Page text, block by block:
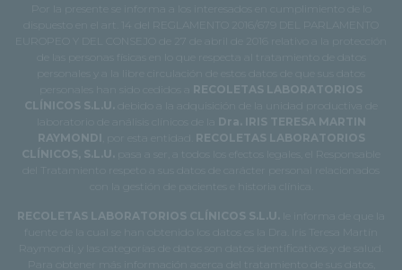
Por la presente se informa a los interesados en cumplimiento de lo
dispuesto en el art. 14 del REGLAMENTO 2016/679 DEL PARLAMENTO
EUROPEO Y DEL CONSEJO de 27 de abril de 2016 relativo a la protección
de las personas físicas en lo que respecta al tratamiento de datos
personales y a la libre circulación de estos datos de que sus datos
RECOLETAS LABORATORIOS
CLÍNICOS S.L.U.
debido a la adquisición de la unidad productiva de
laboratorio de análisis clínicos de la Dra. IRIS TERESA MARTIN
RAYMONDI , por esta entidad. RECOLETAS LABORATORIOS
CLÍNICOS, S.L.U.
pasa a ser, a todos los efectos legales, el Responsable
del Tratamiento respeto a sus datos de carácter personal relacionados
con la gestión de pacientes e historia clínica.
RECOLETAS LABORATORIOS CLÍNICOS S.L.U.
le informa de que la
fuente de la cual se han obtenido los datos es la Dra. Iris Teresa Martín
Raymondi, y las categorías de datos son datos identificativos y de salud.
Para obtener más información acerca del tratamiento de sus datos,